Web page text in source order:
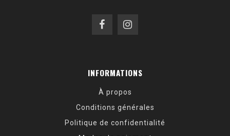
INFORMATIONS
À propos
Conditions générales
Politique de confidentialité